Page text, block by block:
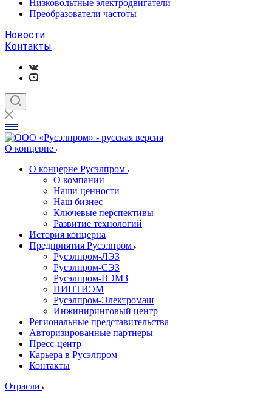
Низковольтные электродвигатели
Преобразователи частоты
Новости
Контакты
О концерне
О концерне Русэлпром
О компании
Наши ценности
Наш бизнес
Ключевые перспективы
Развитие технологий
История концерна
Предприятия Русэлпром
Русэлпром-ЛЭЗ
Русэлпром-СЭЗ
Русэлпром-ВЭМЗ
НИПТИЭМ
Русэлпром-Электромаш
Инжиниринговый центр
Региональные представительства
Авторизированные партнеры
Пресс-центр
Карьера в Русэлпром
Контакты
Отрасли